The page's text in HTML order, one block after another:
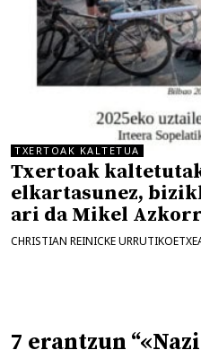
TXERTOAK KALTETUA
Txertoak
elkartasunez,
ari da Mikel
CHRISTIAN REINICKE
7 erantzun